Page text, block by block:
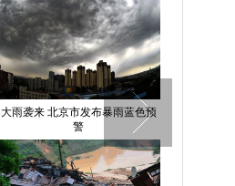
大雨袭来 北京市发布暴雨蓝色预
警